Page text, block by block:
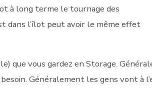
à long terme le tournage des
dans l’îlot peut avoir le même effet
que vous gardez en Storage.
Généralement les gens vont à